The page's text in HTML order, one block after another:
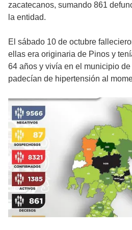
zacatecanos, sumando 861
la entidad.
El sábado 10 de octubre
ellas era originaria de Pinos y
64 años y vivía en el municipio
padecían de hipertensión al